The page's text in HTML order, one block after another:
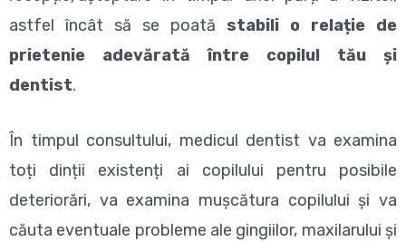
astfel încât să se poată stabili o relație de
prietenie adevărată între copilul tău și
dentist.
În timpul consultului, medicul dentist va examina
toți dinții existenți ai copilului pentru posibile
deteriorări, va examina mușcătura copilului și va
căuta eventuale probleme ale gingiilor, maxilarului și